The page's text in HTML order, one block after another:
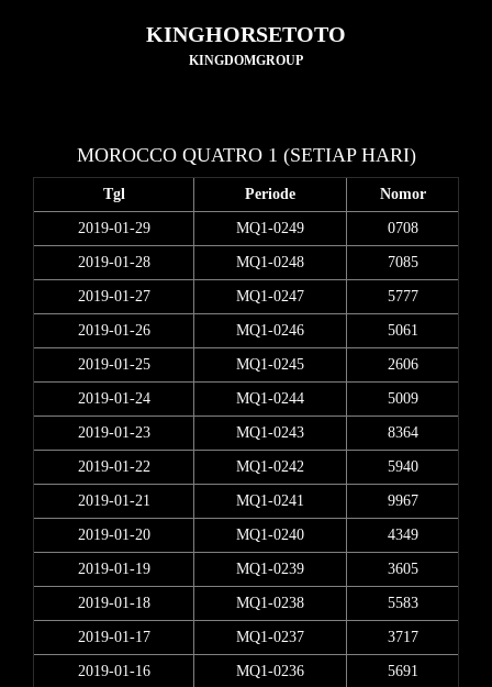
KINGHORSETOTO
KINGDOMGROUP
MOROCCO QUATRO 1 (SETIAP HARI)
Tgl Periode Nomor
2019-01-29 MQ1-0249 0708
2019-01-28 MQ1-0248 7085
2019-01-27 MQ1-0247 5777
2019-01-26 MQ1-0246 5061
2019-01-25 MQ1-0245 2606
2019-01-24 MQ1-0244 5009
2019-01-23 MQ1-0243 8364
2019-01-22 MQ1-0242 5940
2019-01-21 MQ1-0241 9967
2019-01-20 MQ1-0240 4349
2019-01-19 MQ1-0239 3605
2019-01-18 MQ1-0238 5583
2019-01-17 MQ1-0237 3717
2019-01-16 MQ1-0236 5691